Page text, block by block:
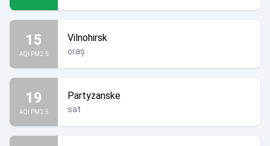
15
AQI PM2.5
Vilnohirsk
oraș
19
AQI PM2.5
Partyzanske
sat